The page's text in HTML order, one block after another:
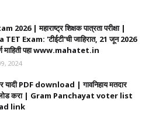
2026 | महाराष्ट्र शिक्षक पात्रता परीक्षा |
Exam: 'टीईटी'ची जाहिरात, 21 जून 2026
माहिती पहा www.mahatet.in
2024
यादी PDF download | गावनिहाय मतदार
करा | Gram Panchayat voter list
link